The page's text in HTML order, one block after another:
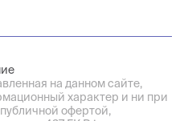
на данном сайте,
характер и ни при
офертой,